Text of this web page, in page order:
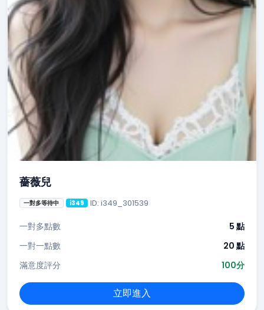
薔薇兒
一對多等待中 i349 ID: i349_301539
一對多點數
5 點
一對一點數
20 點
滿意度評分
100分
立即進入